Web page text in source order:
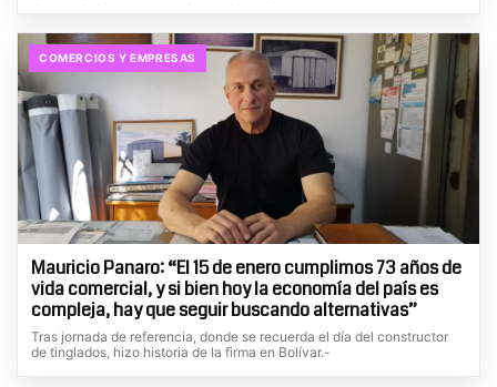
COMERCIOS Y EMPRESAS
Mauricio Panaro: “El 15 de enero cumplimos 73 años de
vida comercial, y si bien hoy la economía del país es
compleja, hay que seguir buscando alternativas”
Tras jornada de referencia, donde se recuerda el día del constructor
de tinglados, hizo historia de la firma en Bolívar.-